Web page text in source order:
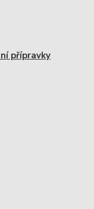
přípravky